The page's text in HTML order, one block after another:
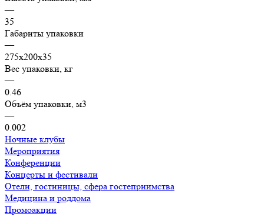
—
35
Габариты упаковки
—
275х200х35
Вес упаковки, кг
—
0.46
Объём упаковки, м3
—
0.002
Ночные клубы
Мероприятия
Конференции
Концерты и фестивали
Отели, гостиницы, сфера гостеприимства
Медицина и роддома
Промоакции